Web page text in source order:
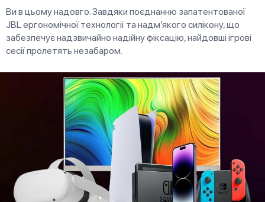
Ви в цьому надовго. Завдяки поєднанню запатентованої
JBL ергономічної технології та надм’якого силікону, що
забезпечує надзвичайно надійну фіксацію, найдовші ігрові
сесії пролетять незабаром.